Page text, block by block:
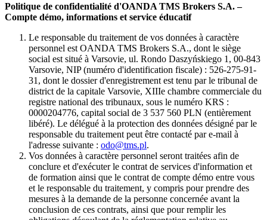
Politique de confidentialité d'OANDA TMS Brokers S.A. –
Compte démo, informations et service éducatif
Le responsable du traitement de vos données à caractère
personnel est OANDA TMS Brokers S.A., dont le siège
social est situé à Varsovie, ul. Rondo Daszyńskiego 1, 00-843
Varsovie, NIP (numéro d'identification fiscale) : 526-275-91-
31, dont le dossier d'enregistrement est tenu par le tribunal de
district de la capitale Varsovie, XIIIe chambre commerciale du
registre national des tribunaux, sous le numéro KRS :
0000204776, capital social de 3 537 560 PLN (entièrement
libéré). Le délégué à la protection des données désigné par le
responsable du traitement peut être contacté par e-mail à
l'adresse suivante : odo@tms.pl.
Vos données à caractère personnel seront traitées afin de
conclure et d'exécuter le contrat de services d'information et
de formation ainsi que le contrat de compte démo entre vous
et le responsable du traitement, y compris pour prendre des
mesures à la demande de la personne concernée avant la
conclusion de ces contrats, ainsi que pour remplir les